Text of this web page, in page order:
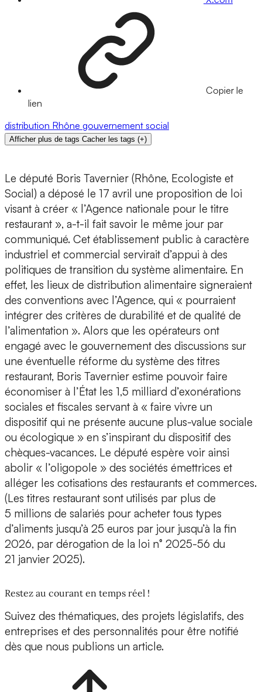
Copier le
lien
distribution Rhône gouvernement social
Afficher plus de tags Cacher les tags (+)
Le député Boris Tavernier (Rhône, Ecologiste et
Social) a déposé le 17 avril une proposition de loi
visant à créer « l’Agence nationale pour le titre
restaurant », a-t-il fait savoir le même jour par
communiqué. Cet établissement public à caractère
industriel et commercial servirait d’appui à des
politiques de transition du système alimentaire. En
effet, les lieux de distribution alimentaire signeraient
des conventions avec l’Agence, qui « pourraient
intégrer des critères de durabilité et de qualité de
l’alimentation ». Alors que les opérateurs ont
engagé avec le gouvernement des discussions sur
une éventuelle réforme du système des titres
restaurant, Boris Tavernier estime pouvoir faire
économiser à l’État les 1,5 milliard d’exonérations
sociales et fiscales servant à « faire vivre un
dispositif qui ne présente aucune plus-value sociale
ou écologique » en s’inspirant du dispositif des
chèques-vacances. Le député espère voir ainsi
abolir « l’oligopole » des sociétés émettrices et
alléger les cotisations des restaurants et commerces.
(Les titres restaurant sont utilisés par plus de
5 millions de salariés pour acheter tous types
d’aliments jusqu’à 25 euros par jour jusqu’à la fin
2026, par dérogation de la loi n° 2025-56 du
21 janvier 2025).
Restez au courant en temps réel !
Suivez des thématiques, des projets législatifs, des
entreprises et des personnalités pour être notifié
dès que nous publions un article.